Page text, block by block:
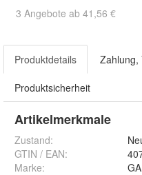
3 Angebote ab 41,56 €
Produktdetails Zahlung,
Produktsicherheit
Artikelmerkmale
Zustand:
GTIN / EAN:
Marke: